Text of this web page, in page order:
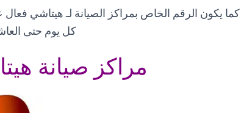
كما يكون الرقم الخاص بمراكز الصيانة لـ هيتاشي
كل يوم حتى
مراكز صيانة